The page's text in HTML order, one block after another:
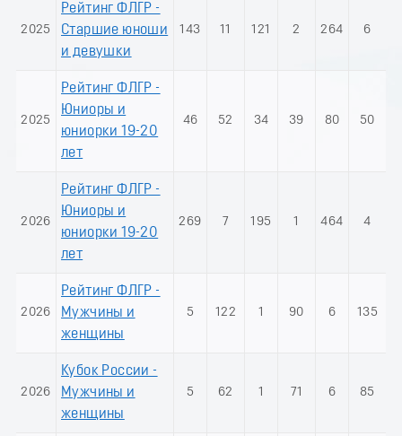
2025
Рейтинг ФЛГР -
Старшие юноши
и девушки
143 11 121 2 264 6
2025
Рейтинг ФЛГР -
Юниоры и
юниорки 19-20
лет
46 52 34 39 80 50
2026
Рейтинг ФЛГР -
Юниоры и
юниорки 19-20
лет
269 7 195 1 464 4
2026
Рейтинг ФЛГР -
Мужчины и
женщины
5 122 1 90 6 135
2026
Кубок России -
Мужчины и
женщины
5 62 1 71 6 85